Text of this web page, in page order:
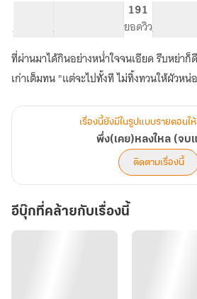
จำนวนคำ จำนวนหน้า (A5)
191
ยอดวิวระดับเนื้อหา
ที่ผ่านมาได้กินอย่างหน่ำใจจนเอียด รีบหย่าก็
เก่าเต็มทน "แต่จะไปทั้งที ไม่ทิ้งทวนให้ผัวหน่
เรื่องนี้ยังมีในรูปแบบรายตอนใ
พึ่ง(เคย)หลงใหล (จบ
ติดตามเรื่องนี้
อีบุ๊กที่คล้ายกับเรื่องนี้